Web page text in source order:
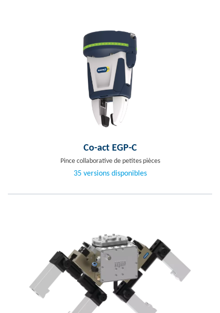
Co-act EGP-C
Pince collaborative de petites pièces
35 versions disponibles